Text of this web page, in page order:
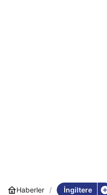
Haberler İngiltere